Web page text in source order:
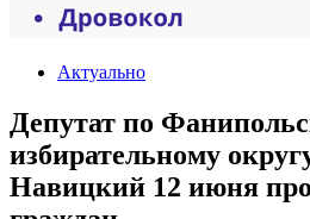
Актуально
Депутат по
избирательному
Навицкий 12 июня